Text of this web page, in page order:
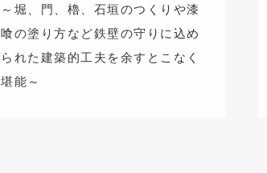
～堀、門、櫓、石垣のつくりや漆
喰の塗り方など鉄壁の守りに込め
られた建築的工夫を余すとこなく
堪能～